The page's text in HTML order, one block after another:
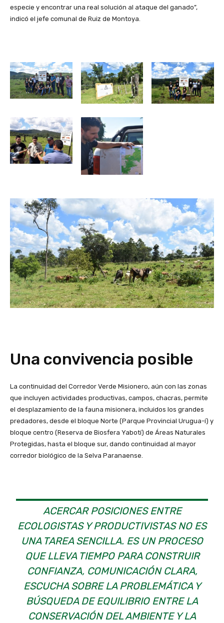
especie y encontrar una real solución al ataque del ganado”,
indicó el jefe comunal de Ruiz de Montoya.
Una convivencia posible
La continuidad del Corredor Verde Misionero, aún con las zonas
que incluyen actividades productivas, campos, chacras, permite
el desplazamiento de la fauna misionera, incluidos los grandes
predadores, desde el bloque Norte (Parque Provincial Urugua-í) y
bloque centro (Reserva de Biosfera Yabotí) de Áreas Naturales
Protegidas, hasta el bloque sur, dando continuidad al mayor
corredor biológico de la Selva Paranaense.
ACERCAR POSICIONES ENTRE
ECOLOGISTAS Y PRODUCTIVISTAS NO ES
UNA TAREA SENCILLA. ES UN PROCESO
QUE LLEVA TIEMPO PARA CONSTRUIR
CONFIANZA, COMUNICACIÓN CLARA,
ESCUCHA SOBRE LA PROBLEMÁTICA Y
BÚSQUEDA DE EQUILIBRIO ENTRE LA
CONSERVACIÓN DEL AMBIENTE Y LA